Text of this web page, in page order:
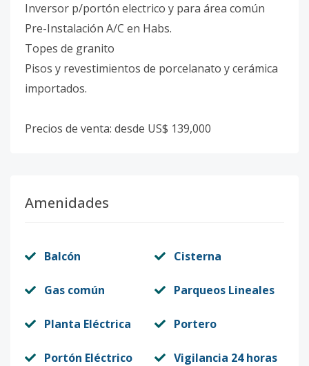
Inversor p/portón electrico y para área común
Pre-Instalación A/C en Habs.
Topes de granito
Pisos y revestimientos de porcelanato y cerámica
importados.
Precios de venta: desde US$ 139,000
Amenidades
Balcón Cisterna
Gas común Parqueos Lineales
Planta Eléctrica Portero
Portón Eléctrico Vigilancia 24 horas